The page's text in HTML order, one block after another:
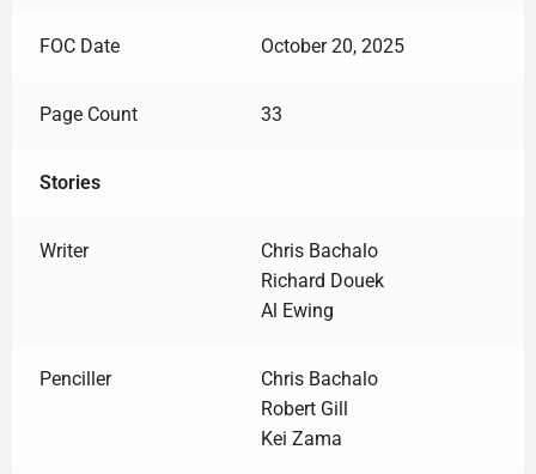
FOC Date October 20, 2025
Page Count 33
Stories
Writer
Chris Bachalo
Richard Douek
Al Ewing
Penciller
Chris Bachalo
Robert Gill
Kei Zama